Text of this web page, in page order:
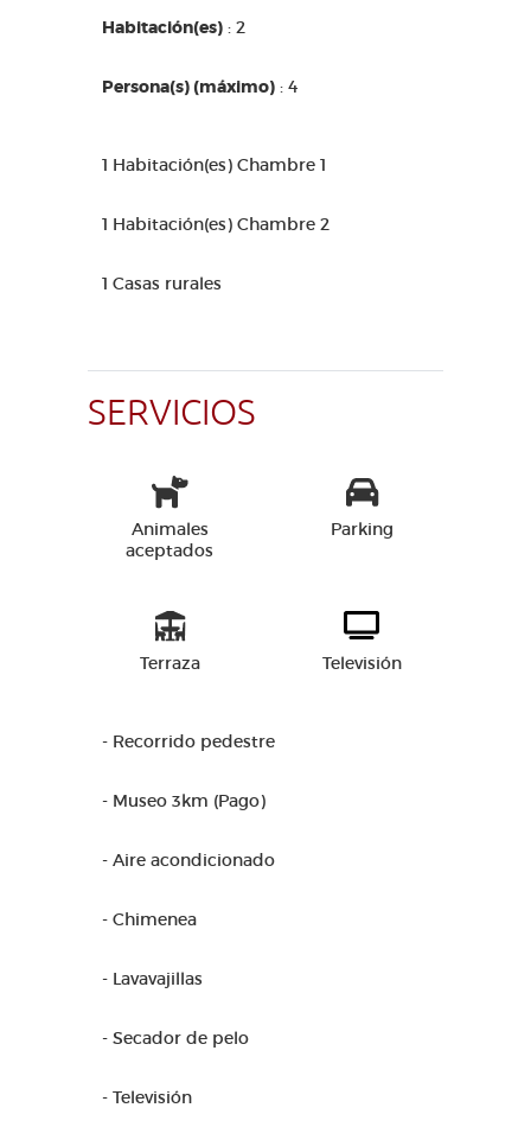
Habitación(es) : 2
Persona(s) (máximo) : 4
1 Habitación(es) Chambre 1
1 Habitación(es) Chambre 2
1 Casas rurales
SERVICIOS
Animales
aceptados
Parking
Terraza Televisión
- Recorrido pedestre
- Museo 3km (Pago)
- Aire acondicionado
- Chimenea
- Lavavajillas
- Secador de pelo
- Televisión